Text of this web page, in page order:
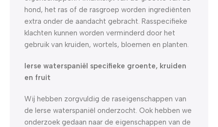
hond, het ras of de rasgroep worden ingrediënten
extra onder de aandacht gebracht. Rasspecifieke
klachten kunnen worden verminderd door het
gebruik van kruiden, wortels, bloemen en planten.
Ierse waterspaniël specifieke groente, kruiden
en fruit
Wij hebben zorgvuldig de raseigenschappen van
de Ierse waterspaniël onderzocht. Ook hebben we
onderzoek gedaan naar de eigenschappen van de